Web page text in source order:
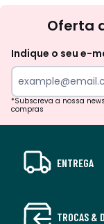
Oferta
Indique o seu e-
*Subscreva a nossa
compras
ENTREGA
TROCAS &